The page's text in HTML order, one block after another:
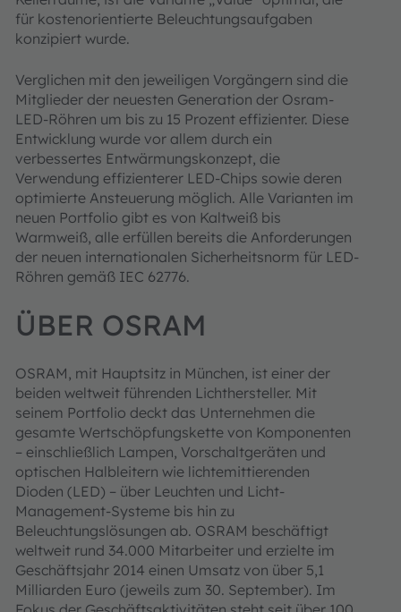
für kostenorientierte Beleuchtungsaufgaben
konzipiert wurde.
Verglichen mit den jeweiligen Vorgängern sind die
Mitglieder der neuesten Generation der Osram-
LED-Röhren um bis zu 15 Prozent effizienter. Diese
Entwicklung wurde vor allem durch ein
verbessertes Entwärmungskonzept, die
Verwendung effizienterer LED-Chips sowie deren
optimierte Ansteuerung möglich. Alle Varianten im
neuen Portfolio gibt es von Kaltweiß bis
Warmweiß, alle erfüllen bereits die Anforderungen
der neuen internationalen Sicherheitsnorm für LED-
Röhren gemäß IEC 62776.
ÜBER OSRAM
OSRAM, mit Hauptsitz in München, ist einer der
beiden weltweit führenden Lichthersteller. Mit
seinem Portfolio deckt das Unternehmen die
gesamte Wertschöpfungskette von Komponenten
– einschließlich Lampen, Vorschaltgeräten und
optischen Halbleitern wie lichtemittierenden
Dioden (LED) – über Leuchten und Licht-
Management-Systeme bis hin zu
Beleuchtungslösungen ab. OSRAM beschäftigt
weltweit rund 34.000 Mitarbeiter und erzielte im
Geschäftsjahr 2014 einen Umsatz von über 5,1
Milliarden Euro (jeweils zum 30. September). Im